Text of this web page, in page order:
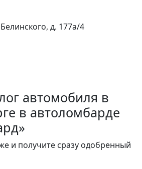
д. 177а/4
автомобиля в
в автоломбарде
и получите сразу одобренный